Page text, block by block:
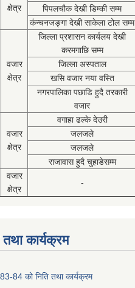
क्षेत्र
पिपलचौक देखी डिम्की सम्म
कंन्चनजङ्गा देखी साकेला टोल सम्म
वजार
क्षेत्र
जिल्ला प्रशासन कार्यलय देखी
करमगाछि सम्म
जिल्ला अस्पताल
खसि वजार नया वस्ति
नगरपालिका पछाडि हुदै तरकारी
वजार
वजार
क्षेत्र
वगाहा ढल्के देउरी
जलजले
जलजले
राजावास हुदै चुहाडेसम्म
वजार
क्षेत्र
-
कार्यक्रम
84 को निति तथा कार्यक्रम